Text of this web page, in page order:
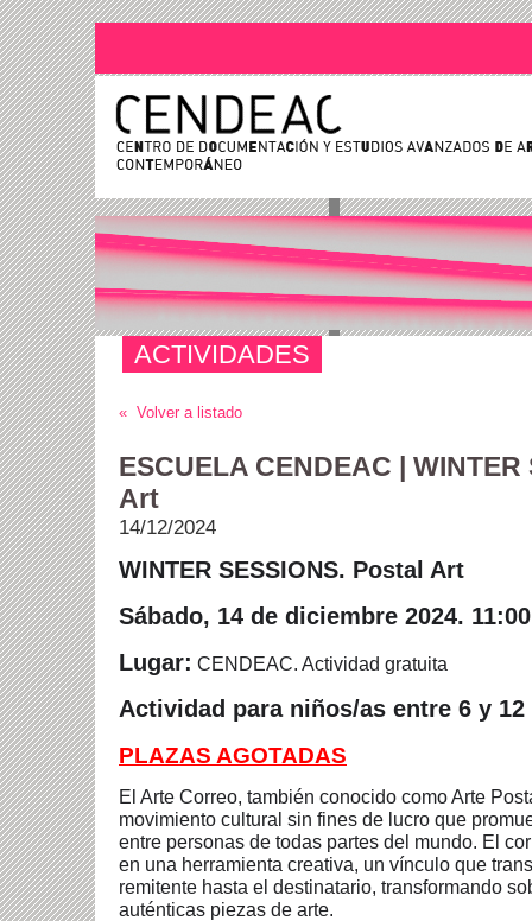
ACTIVIDADES
« Volver a listado
ESCUELA CENDEAC |
Art
14/12/2024
WINTER SESSIONS. Postal Art
Sábado, 14 de diciembre 2024.
Lugar: CENDEAC. Actividad gratuita
Actividad para niños/as entre 6 y 12
PLAZAS AGOTADAS
El Arte Correo, también conocido como Arte
movimiento cultural sin fines de lucro que
entre personas de todas partes del mundo. El
en una herramienta creativa, un vínculo que
remitente hasta el destinatario, transformando
auténticas piezas de arte.